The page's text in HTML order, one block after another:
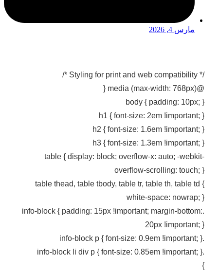
مارس 4, 2026
/* Styling for print and web compatibility */
@media (max-width: 768px) {
body { padding: 10px; }
h1 { font-size: 2em !important; }
h2 { font-size: 1.6em !important; }
h3 { font-size: 1.3em !important; }
table { display: block; overflow-x: auto; -webkit-
overflow-scrolling: touch; }
table thead, table tbody, table tr, table th, table td {
white-space: nowrap; }
.info-block { padding: 15px !important; margin-bottom:
20px !important; }
.info-block p { font-size: 0.9em !important; }
.info-block li div p { font-size: 0.85em !important; }
}